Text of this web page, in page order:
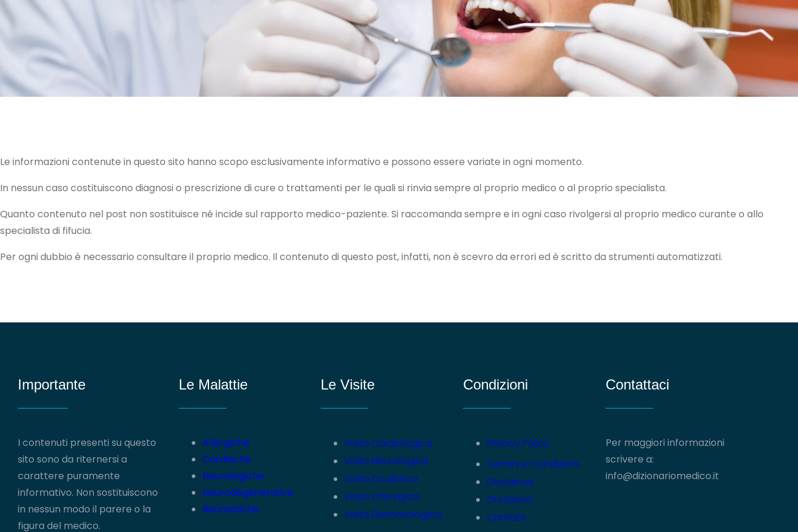
Le informazioni contenute in questo sito hanno scopo esclusivamente informativo e possono essere variate in ogni momento.
In nessun caso costituiscono diagnosi o prescrizione di cure o trattamenti per le quali si rinvia sempre al proprio medico o al proprio specialista.
Quanto contenuto nel post non sostituisce né incide sul rapporto medico-paziente. Si raccomanda sempre e in ogni caso rivolgersi al proprio medico curante o allo
specialista di fifucia.
Per ogni dubbio è necessario consultare il proprio medico. Il contenuto di questo post, infatti, non è scevro da errori ed è scritto da strumenti automatizzati.
Importante
I contenuti presenti su questo
sito sono da riternersi a
carattere puramente
informativo. Non sostituiscono
in nessun modo il parere o la
figura del medico.
Le Malattie
Allergiche
Cardiache
Neurologiche
Neurodegenerative
Reumatiche
Le Visite
Visita Cardiologica
Visita Neurologica
Visita Oculistica
Visita Chirurgica
Visita Dermatologica
Condizioni
Privacy Policy
Termini e Condizioni
Disclaimer
Chi Siamo
Contatti
Contattaci
Per maggiori informazioni
scrivere a:
info@dizionariomedico.it